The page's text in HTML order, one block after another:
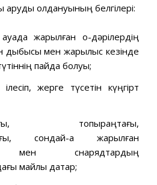
қолдануының белгілері:
жарылған оқ-дәрілердің
дыбысы мен жарылыс кезінде
пайда болуы;
жерге түсетін күңгірт
топыраңтағы,
сондай-ақ жарылған
мен снарядтардың
майлы дақтар;